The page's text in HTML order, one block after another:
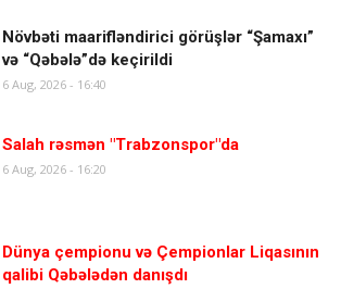
Növbəti maarifləndirici görüşlər “Şamaxı”
və “Qəbələ”də keçirildi
6 Aug, 2026 - 16:40
Salah rəsmən "Trabzonspor"da
6 Aug, 2026 - 16:20
Dünya çempionu və Çempionlar Liqasının
qalibi Qəbələdən danışdı